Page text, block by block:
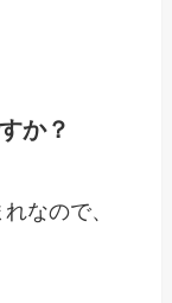
か？
なので、